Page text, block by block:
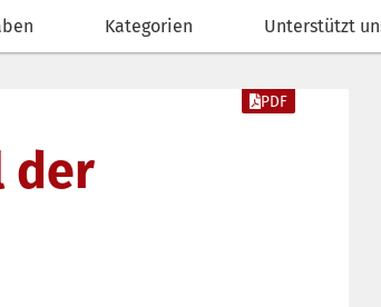
Kategorien Unterstützt
der
PDF